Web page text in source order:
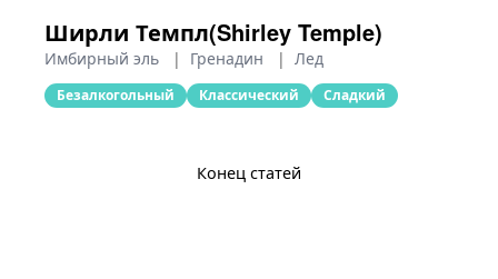
Ширли Темпл(Shirley Temple)
Имбирный эль | Гренадин | Лед
Безалкогольный Классический Сладкий
Конец статей